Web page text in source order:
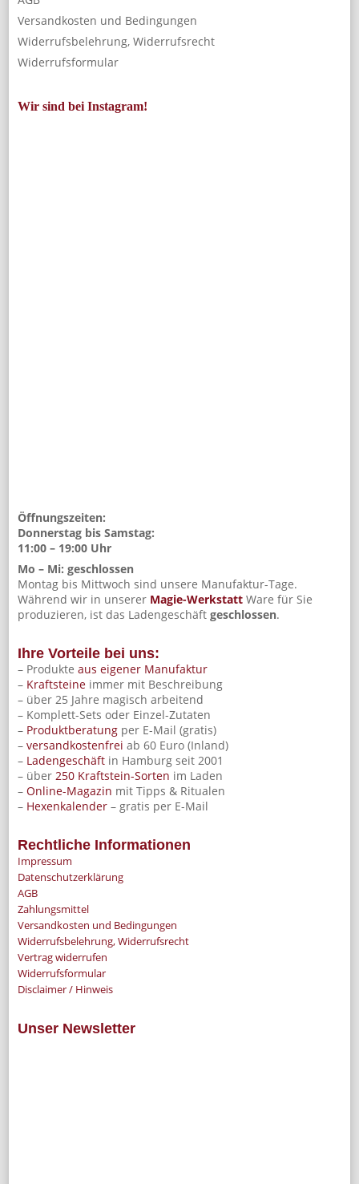
Versandkosten und Bedingungen
Widerrufsbelehrung, Widerrufsrecht
Widerrufsformular
Wir sind bei Instagram!
Öffnungszeiten:
Donnerstag bis Samstag:
11:00 – 19:00 Uhr
Mo – Mi: geschlossen
Montag bis Mittwoch sind unsere Manufaktur-Tage.
Während wir in unsererMagie-WerkstattWare für Sie
produzieren, ist das Ladengeschäft geschlossen.
Ihre Vorteile bei uns:
– Produkte aus eigener Manufaktur
– Kraftsteineimmer mit Beschreibung
– über 25 Jahre magisch arbeitend
– Komplett-Sets oder Einzel-Zutaten
– Produktberatungper E-Mail (gratis)
– versandkostenfrei ab 60 Euro (Inland)
– Ladengeschäftin Hamburg seit 2001
– über 250 Kraftstein-Sorten im Laden
– Online-Magazin mit Tipps & Ritualen
– Hexenkalender – gratis per E-Mail
Rechtliche Informationen
Impressum
Datenschutzerklärung
AGB
Zahlungsmittel
Versandkosten und Bedingungen
Widerrufsbelehrung, Widerrufsrecht
Vertrag widerrufen
Widerrufsformular
Disclaimer / Hinweis
Unser Newsletter